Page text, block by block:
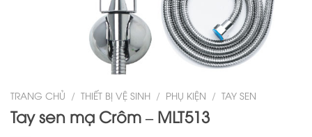
TRANG CHỦ / THIẾT BỊ VỆ SINH / PHỤ KIỆN / TAY SEN
Tay sen mạ Crôm – MLT513